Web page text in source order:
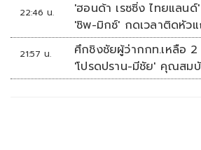
22:46 น.
'ฮอนด้า เรซซิ่ง ไทยแลน
'ชิพ-มิกซ์' กดเวลาติดหัว
ที่มัลดาลิกา
21:57 น.
ศึกชิงชัยผู้ว่ากกท.เหลือ
'โปรดปราน-มีชัย' คุณสม